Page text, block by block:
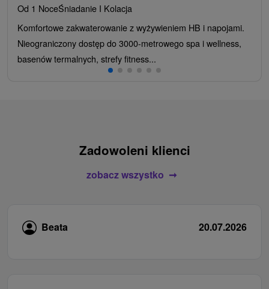
Od 1 NoceŚniadanie I Kolacja
Komfortowe zakwaterowanie z wyżywieniem HB i napojami.
Nieograniczony dostęp do 3000-metrowego spa i wellness,
basenów termalnych, strefy fitness...
Zadowoleni klienci
zobacz wszystko
Beata 20.07.2026